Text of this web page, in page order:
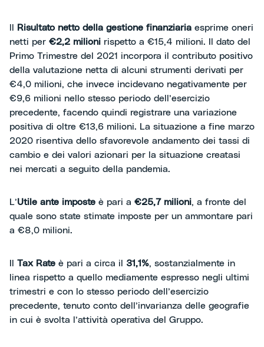
Risultato netto della gestione finanziaria esprime oneri
netti per €2,2 milioni rispetto a €15,4 milioni. Il dato del
Primo Trimestre del 2021 incorpora il contributo positivo
della valutazione netta di alcuni strumenti derivati per
€4,0 milioni, che invece incidevano negativamente per
€9,6 milioni nello stesso periodo dell’esercizio
precedente, facendo quindi registrare una variazione
positiva di oltre €13,6 milioni. La situazione a fine marzo
2020 risentiva dello sfavorevole andamento dei tassi di
cambio e dei valori azionari per la situazione creatasi
nei mercati a seguito della pandemia.
L’Utile ante imposte è pari a €25,7 milioni, a fronte del
quale sono state stimate imposte per un ammontare pari
a €8,0 milioni.
Tax Rate è pari a circa il 31,1%, sostanzialmente in
linea rispetto a quello mediamente espresso negli ultimi
trimestri e con lo stesso periodo dell’esercizio
precedente, tenuto conto dell’invarianza delle geografie
in cui è svolta l’attività operativa del Gruppo.